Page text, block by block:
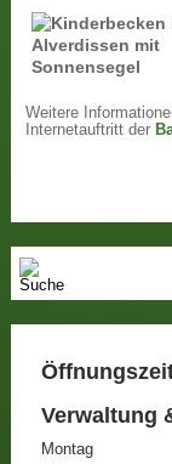
Weitere
Internetauftritt der
Verwaltung
Montag